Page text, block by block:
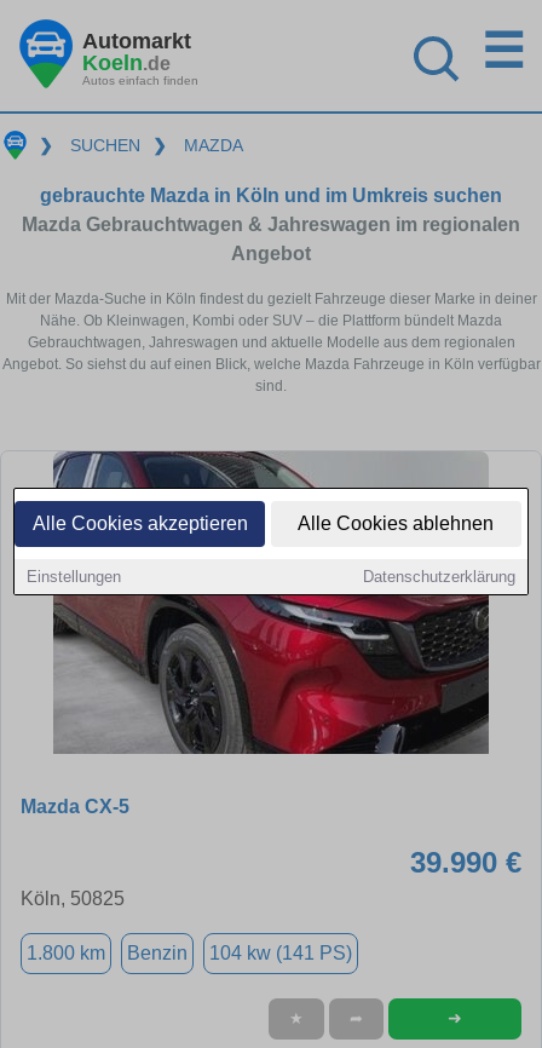
Alle Cookies akzeptieren Alle Cookies ablehnen
Einstellungen Datenschutzerklärung
Automarkt
Koeln.de
Autos einfach finden
☰
❯ SUCHEN ❯ MAZDA
gebrauchte Mazda in Köln und im Umkreis suchen
Mazda Gebrauchtwagen & Jahreswagen im regionalen
Angebot
Mit der Mazda-Suche in Köln findest du gezielt Fahrzeuge dieser Marke in deiner
Nähe. Ob Kleinwagen, Kombi oder SUV – die Plattform bündelt Mazda
Gebrauchtwagen, Jahreswagen und aktuelle Modelle aus dem regionalen
Angebot. So siehst du auf einen Blick, welche Mazda Fahrzeuge in Köln verfügbar
sind.
Mazda CX-5
39.990 €
Köln, 50825
1.800 km Benzin 104 kw (141 PS)
★ ➦ ➜